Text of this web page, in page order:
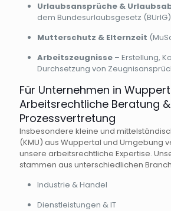
Urlaubsansprüche &
dem Bundesurlaubsgesetz (BUrlG)
Mutterschutz & Elternzeit
Arbeitszeugnisse – Erstellung,
Durchsetzung von
Für Unternehmen in
Arbeitsrechtliche Beratung &
Prozessvertretung
Insbesondere kleine und
(KMU) aus Wuppertal und Umgebung
unsere arbeitsrechtliche Expertise.
stammen aus unterschiedlichen
Industrie & Handel
Dienstleistungen & IT